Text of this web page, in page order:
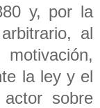
y, por la
al
la ley y el
sobre